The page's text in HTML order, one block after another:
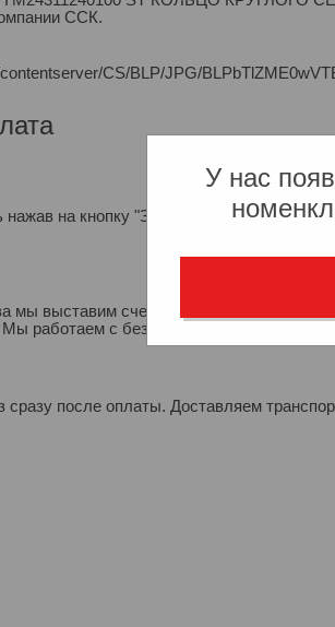
У нас
ССК.
CS/BLP/JPG/
на кнопку "Заказать". После чего,
мы выставим счет для оплаты – он
работаем с безналичными платежами с
сразу после оплаты. Доставляем